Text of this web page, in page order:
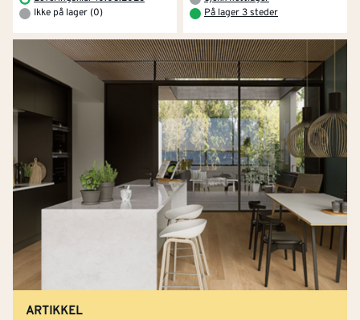
Ikke på lager (0)
På lager 3 steder
ARTIKKEL